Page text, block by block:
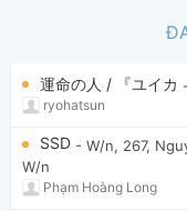
Tìm theo hợp âm
運命の人 / 『ユイカ
ryohatsun
SSD - W/n, 267,
W/n
Phạm Hoàng Long